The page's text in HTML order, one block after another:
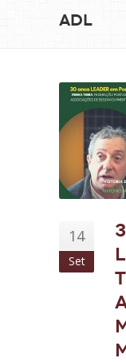
ADL
14
Set